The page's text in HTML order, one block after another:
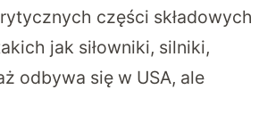
części składowych
jak siłowniki, silniki,
odbywa się w USA, ale